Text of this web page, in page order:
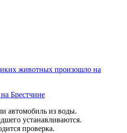
животных произошло на
Брестчине
автомобиль из воды.
устанавливаются.
проверка.